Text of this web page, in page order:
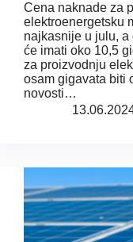
Cena naknade za
elektroenergetsku
najkasnije u julu, a
će imati oko 10,5
za proizvodnju
osam gigavata biti
novosti…